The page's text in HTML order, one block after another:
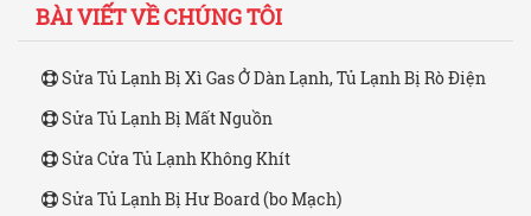
BÀI VIẾT VỀ CHÚNG TÔI
Sửa Tủ Lạnh Bị Xì Gas Ở Dàn Lạnh, Tủ Lạnh Bị Rò Điện
Sửa Tủ Lạnh Bị Mất Nguồn
Sửa Cửa Tủ Lạnh Không Khít
Sửa Tủ Lạnh Bị Hư Board (bo Mạch)